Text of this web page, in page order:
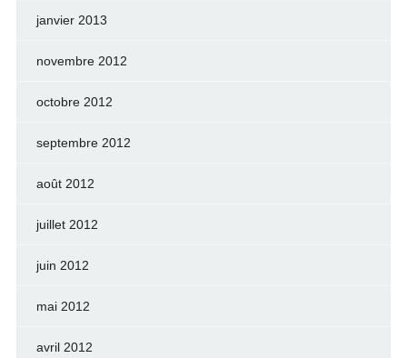
janvier 2013
novembre 2012
octobre 2012
septembre 2012
août 2012
juillet 2012
juin 2012
mai 2012
avril 2012